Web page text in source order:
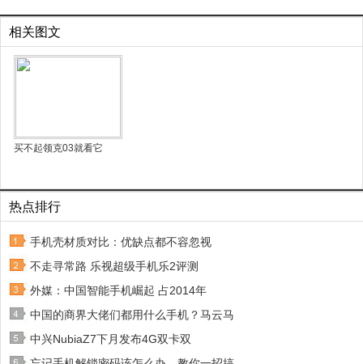
相关图文
买不起领克03就看它
热点排行
手机壳材质对比：优缺点都不容忽视
不走寻常路 乐视超级手机乐2评测
外媒：中国智能手机崛起 占2014年
中国的商界大佬们都用什么手机？马云马
中兴NubiaZ7下月发布4G双卡双